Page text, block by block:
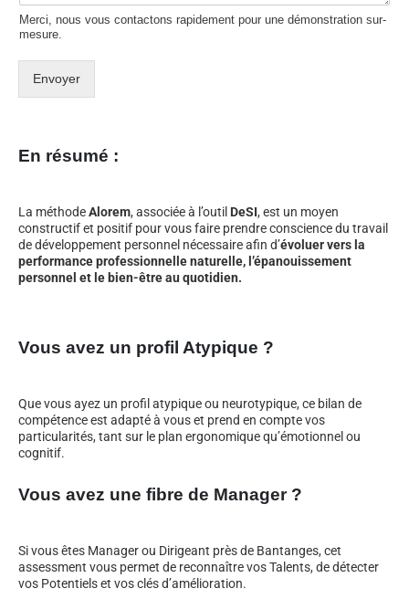
Merci, nous vous contactons rapidement pour une démonstration sur-
mesure.
Envoyer
En résumé :
La méthodeAlorem, associée à l’outil DeSI, est un moyen
constructif et positif pour vous faire prendre conscience du travail
de développement personnel nécessaire afin d’évoluer vers la
performance professionnelle naturelle, l’épanouissement
personnel et le bien-être au quotidien.
Vous avez un profil Atypique ?
Que vous ayez un profil atypique ou neurotypique, ce bilan de
compétence est adapté à vous et prend en compte vos
particularités, tant sur le plan ergonomique qu’émotionnel ou
cognitif.
Vous avez une fibre de Manager ?
Si vous êtes Manager ou Dirigeant près de Bantanges, cet
assessment vous permet de reconnaître vos Talents, de détecter
vos Potentiels et vos clés d’amélioration.